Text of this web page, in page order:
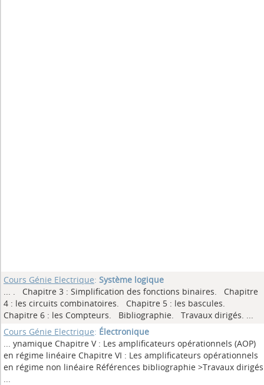
Cours Génie Electrique: Système logique
... . Chapitre 3 : Simplification des fonctions binaires. Chapitre
4 : les circuits combinatoires. Chapitre 5 : les bascules.
Chapitre 6 : les Compteurs. Bibliographie. Travaux dirigés. ...
Cours Génie Electrique: Électronique
... ynamique Chapitre V : Les amplificateurs opérationnels (AOP)
en régime linéaire Chapitre VI : Les amplificateurs opérationnels
en régime non linéaire Références bibliographie >Travaux dirigés
...